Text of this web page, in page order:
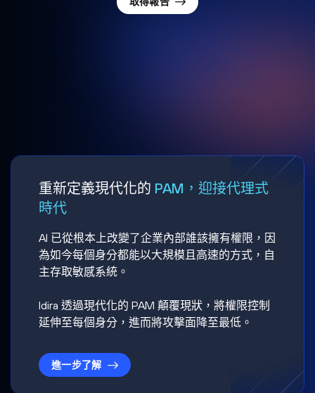
重新定義現代化的 PAM，迎接代理式
時代
AI 已從根本上改變了企業內部誰該擁有權限，因
為如今每個身分都能以大規模且高速的方式，自
主存取敏感系統。
Idira 透過現代化的 PAM 顛覆現狀，將權限控制
延伸至每個身分，進而將攻擊面降至最低。
進一步了解